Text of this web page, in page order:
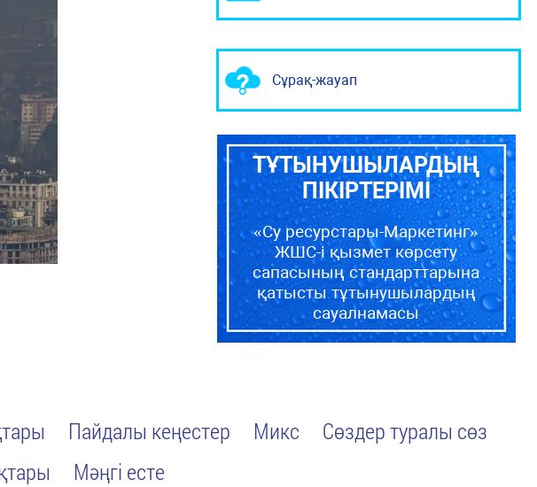
Сұрақ-жауап
ТҰТЫНУШЫЛАРДЫҢ
ПІКІРТЕРІМІ
«Су ресурстары-Маркетинг»
ЖШС-і қызмет көрсету
сапасының стандарттарына
қатысты тұтынушылардың
сауалнамасы
Пайдалы кеңестер Микс
Сөздер туралы сөз
Мәңгі есте